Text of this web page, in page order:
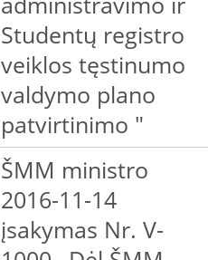
Studentų registro
veiklos tęstinumo
valdymo plano
patvirtinimo "
ŠMM ministro
2016-11-14
įsakymas Nr. V-